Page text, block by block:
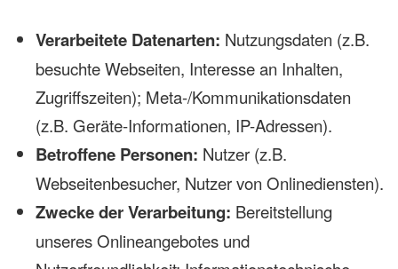
Verarbeitete Datenarten: Nutzungsdaten (z.B.
besuchte Webseiten, Interesse an Inhalten,
Zugriffszeiten); Meta-/Kommunikationsdaten
(z.B. Geräte-Informationen, IP-Adressen).
Betroffene Personen: Nutzer (z.B.
Webseitenbesucher, Nutzer von Onlinediensten).
Zwecke der Verarbeitung: Bereitstellung
unseres Onlineangebotes und